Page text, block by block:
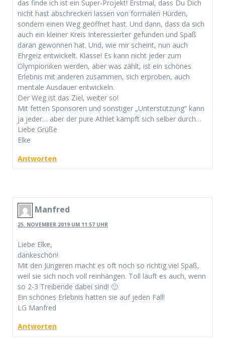
das finde ich ist ein Super-Projekt! Erstmal, dass Du Dich
nicht hast abschrecken lassen von formalen Hürden,
sondern einen Weg geöffnet hast. Und dann, dass da sich
auch ein kleiner Kreis Interessierter gefunden und Spaß
daran gewonnen hat. Und, wie mir scheint, nun auch
Ehrgeiz entwickelt. Klasse! Es kann nicht jeder zum
Olympioniken werden, aber was zählt, ist ein schönes
Erlebnis mit anderen zusammen, sich erproben, auch
mentale Ausdauer entwickeln.
Der Weg ist das Ziel, weiter so!
Mit fetten Sponsoren und sonstiger „Unterstützung“ kann
ja jeder… aber der pure Athlet kämpft sich selber durch…
Liebe Grüße
Elke
Antworten
Manfred
25. NOVEMBER 2019 UM 11:57 UHR
Liebe Elke,
dankeschön!
Mit den Jüngeren macht es oft noch so richtig viel Spaß,
weil sie sich noch voll reinhängen. Toll läuft es auch, wenn
so 2-3 Treibende dabei sind! 🙂
Ein schönes Erlebnis hatten sie auf jeden Fall!
LG Manfred
Antworten